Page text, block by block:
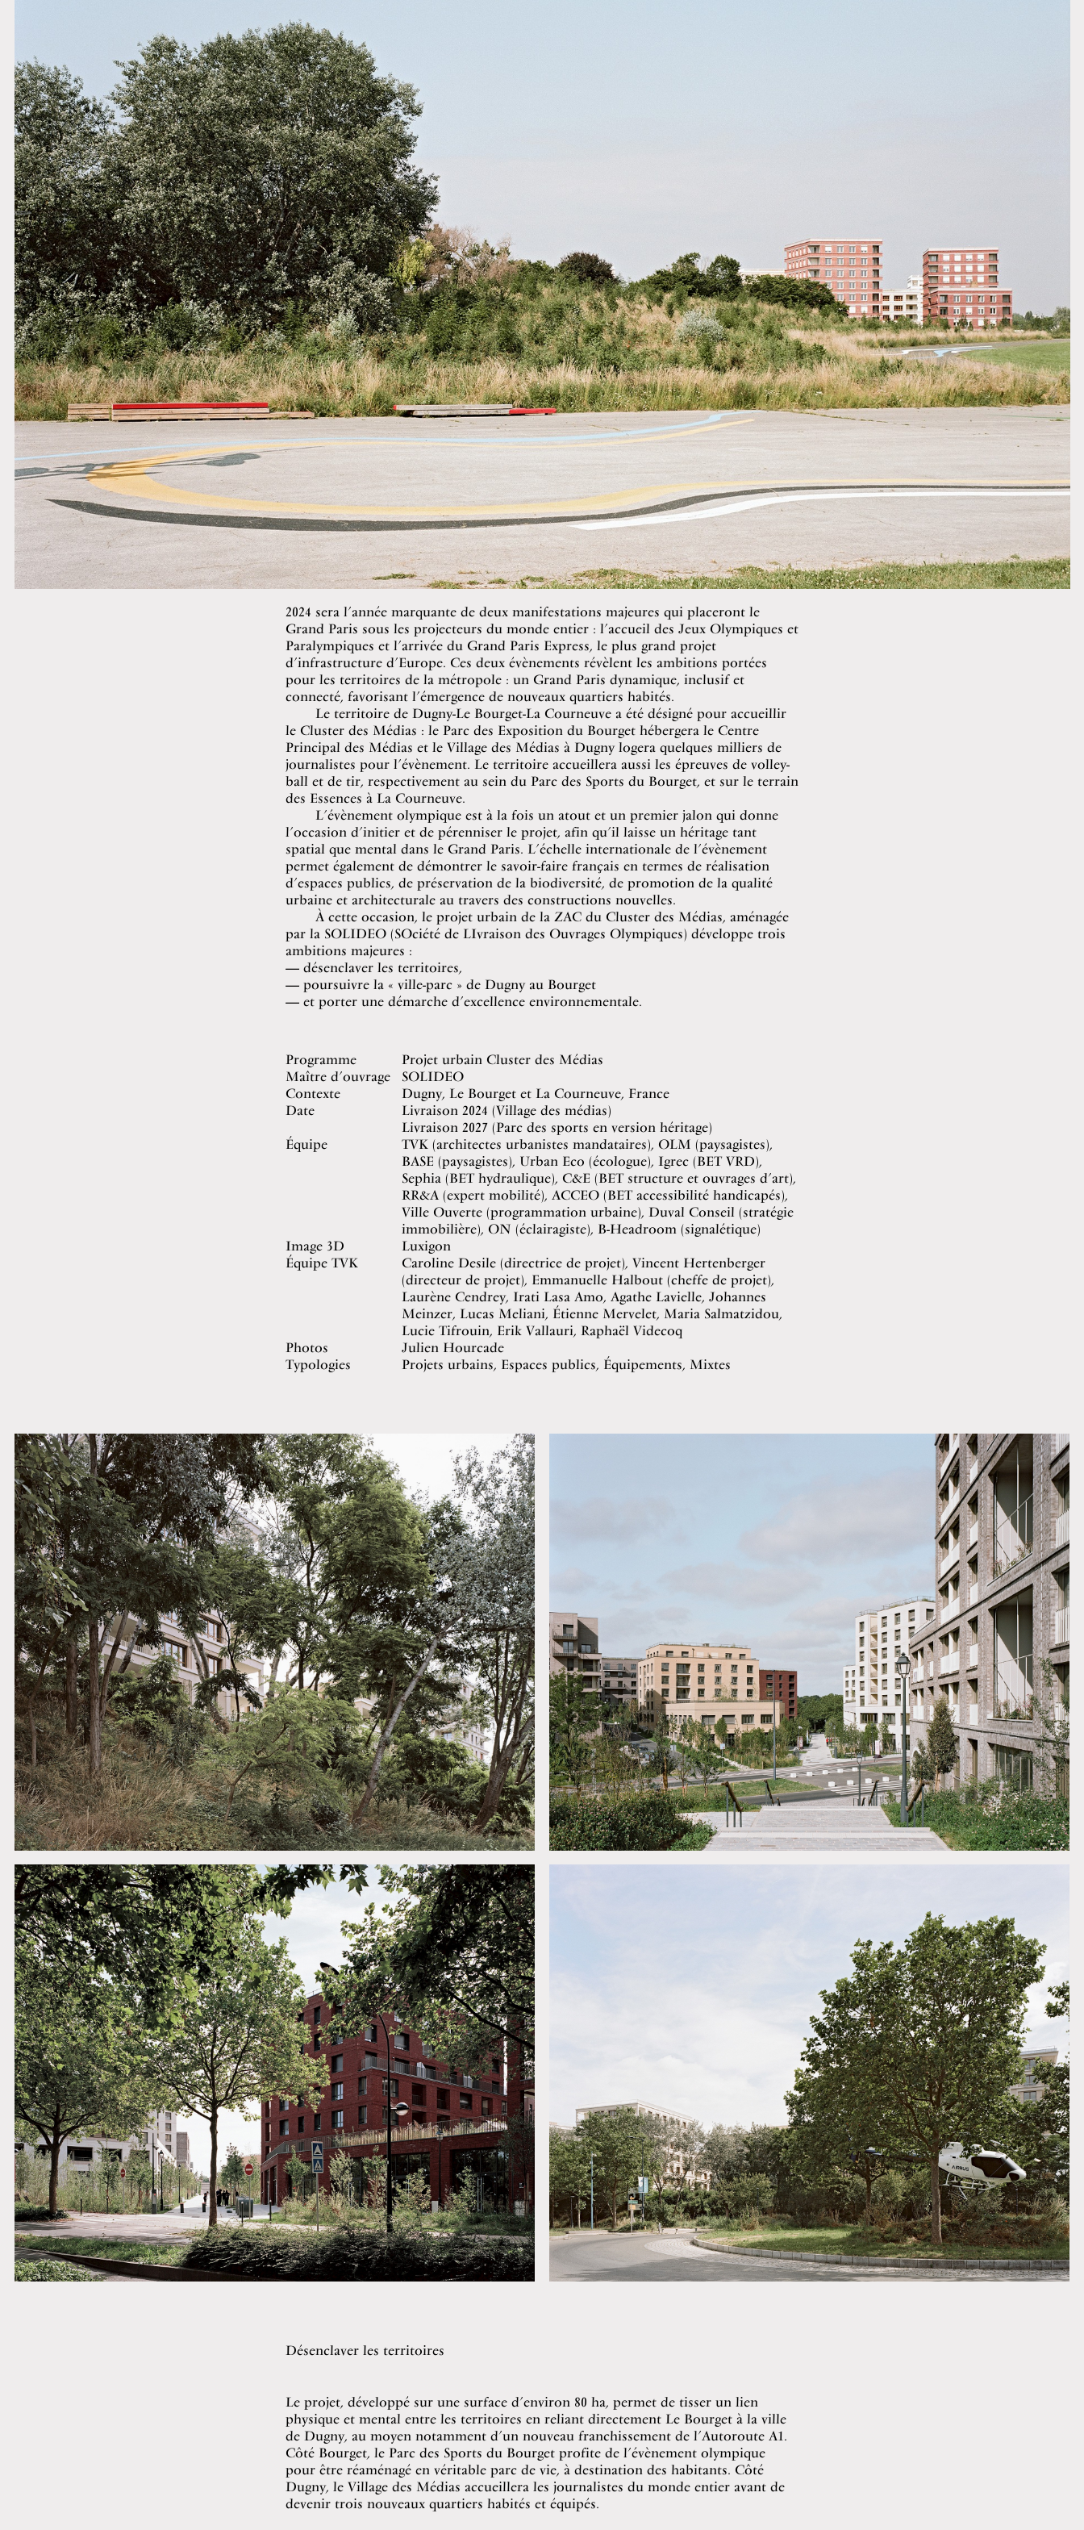
2024 sera l’année marquante de deux manifestations majeures qui placeront le
Grand Paris sous les projecteurs du monde entier : l’accueil des Jeux Olympiques et
Paralympiques et l’arrivée du Grand Paris Express, le plus grand projet
d’infrastructure d’Europe. Ces deux évènements révèlent les ambitions portées
pour les territoires de la métropole : un Grand Paris dynamique, inclusif et
connecté, favorisant l’émergence de nouveaux quartiers habités.
Le territoire de Dugny-Le Bourget-La Courneuve a été désigné pour accueillir
le Cluster des Médias : le Parc des Exposition du Bourget hébergera le Centre
Principal des Médias et le Village des Médias à Dugny logera quelques milliers de
journalistes pour l’évènement. Le territoire accueillera aussi les épreuves de volley-
ball et de tir, respectivement au sein du Parc des Sports du Bourget, et sur le terrain
des Essences à La Courneuve.
L’évènement olympique est à la fois un atout et un premier jalon qui donne
l’occasion d’initier et de pérenniser le projet, afin qu’il laisse un héritage tant
spatial que mental dans le Grand Paris. L’échelle internationale de l’évènement
permet également de démontrer le savoir-faire français en termes de réalisation
d’espaces publics, de préservation de la biodiversité, de promotion de la qualité
urbaine et architecturale au travers des constructions nouvelles.
À cette occasion, le projet urbain de la ZAC du Cluster des Médias, aménagée
par la SOLIDEO (SOciété de LIvraison des Ouvrages Olympiques) développe trois
ambitions majeures :
désenclaver les territoires,
poursuivre la « ville-parc » de Dugny au Bourget
et porter une démarche d’excellence environnementale.
Programme
Projet urbain Cluster des Médias
Maître d’ouvrage
SOLIDEO
Contexte
Dugny, Le Bourget et La Courneuve, France
Date
Livraison 2024 (Village des médias)
Livraison 2027 (Parc des sports en version héritage)
Équipe
TVK (architectes urbanistes mandataires), OLM (paysagistes),
BASE (paysagistes), Urban Eco (écologue), Igrec (BET VRD),
Sephia (BET hydraulique), C&E (BET structure et ouvrages d’art),
RR&A (expert mobilité), ACCEO (BET accessibilité handicapés),
Ville Ouverte (programmation urbaine), Duval Conseil (stratégie
immobilière), ON (éclairagiste), B-Headroom (signalétique)
Image 3D
Luxigon
Équipe TVK
Caroline Desile (directrice de projet), Vincent Hertenberger
(directeur de projet), Emmanuelle Halbout (cheffe de projet),
Laurène Cendrey, Irati Lasa Amo, Agathe Lavielle, Johannes
Meinzer, Lucas Meliani, Étienne Mervelet, Maria Salmatzidou,
Lucie Tifrouin, Erik Vallauri, Raphaël Videcoq
Photos
Julien Hourcade
Typologies
Projets urbains, Espaces publics, Équipements, Mixtes
Désenclaver les territoires
Le projet, développé sur une surface d’environ 80 ha, permet de tisser un lien
physique et mental entre les territoires en reliant directement Le Bourget à la ville
de Dugny, au moyen notamment d’un nouveau franchissement de l’Autoroute A1.
Côté Bourget, le Parc des Sports du Bourget profite de l’évènement olympique
pour être réaménagé en véritable parc de vie, à destination des habitants. Côté
Dugny, le Village des Médias accueillera les journalistes du monde entier avant de
devenir trois nouveaux quartiers habités et équipés.